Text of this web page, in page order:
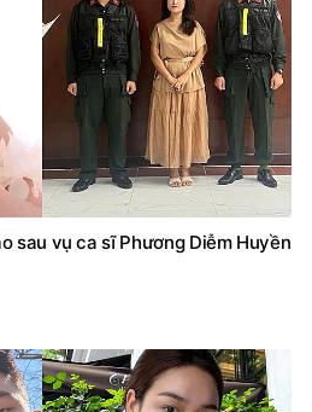
sau vụ ca sĩ Phương Diễm Huyền